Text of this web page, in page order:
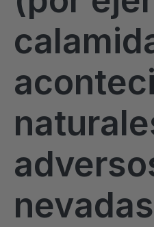
nevadas